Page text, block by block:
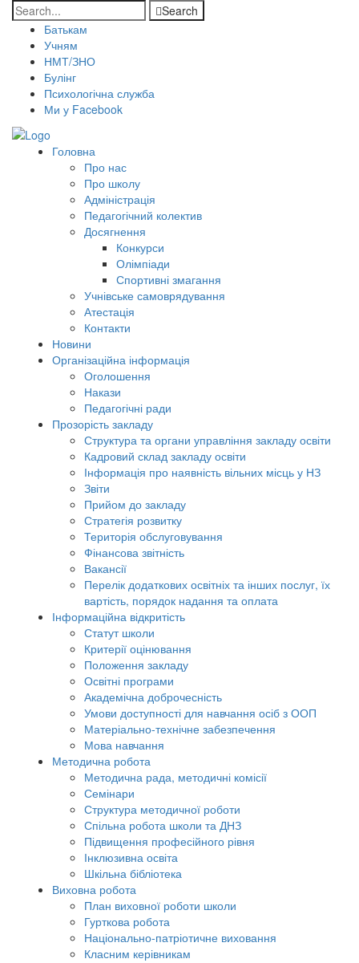
Search
Батькам
Учням
НМТ/ЗНО
Булінг
Психологічна служба
Ми у Facebook
Головна
Про нас
Про школу
Адміністрація
Педагогічний колектив
Досягнення
Конкурси
Олімпіади
Спортивні змагання
Учнівське самоврядування
Атестація
Контакти
Новини
Організаційна інформація
Оголошення
Накази
Педагогічні ради
Прозорість закладу
Структура та органи управління закладу освіти
Кадровий склад закладу освіти
Інформація про наявність вільних місць у НЗ
Звіти
Прийом до закладу
Стратегія розвитку
Територія обслуговування
Фінансова звітність
Вакансії
Перелік додаткових освітніх та інших послуг, їх
вартість, порядок надання та оплата
Інформаційна відкритість
Статут школи
Критерії оцінювання
Положення закладу
Освітні програми
Академічна доброчесність
Умови доступності для навчання осіб з ООП
Матеріально-технічне забезпечення
Мова навчання
Методична робота
Методична рада, методичні комісії
Семінари
Структура методичної роботи
Спільна робота школи та ДНЗ
Підвищення професійного рівня
Інклюзивна освіта
Шкільна бібліотека
Виховна робота
План виховної роботи школи
Гурткова робота
Національно-патріотичне виховання
Класним керівникам